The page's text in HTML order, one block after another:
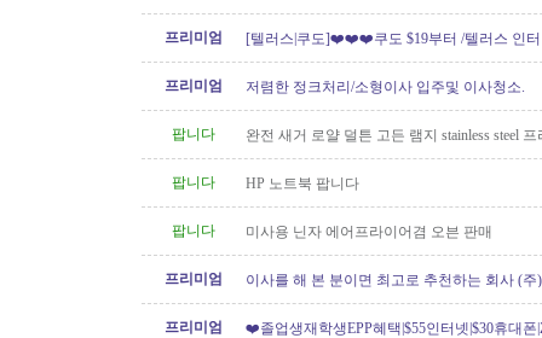
프리미엄
[텔러스|쿠도]❤️❤️❤️쿠도 $19부터 /텔러스 인터
프리미엄
저렴한 정크처리/소형이사 입주및 이사청소.
팝니다
완전 새거 로얄 덜튼 고든 램지 stainless steel
팝니다
HP 노트북 팝니다
팝니다 미사용 닌자 에어프라이어겸 오븐 판매
프리미엄
이사를 해 본 분이면 최고로 추천하는 회사 (주
프리미엄
❤️졸업생재학생EPP혜택|$55인터넷|$30휴대폰